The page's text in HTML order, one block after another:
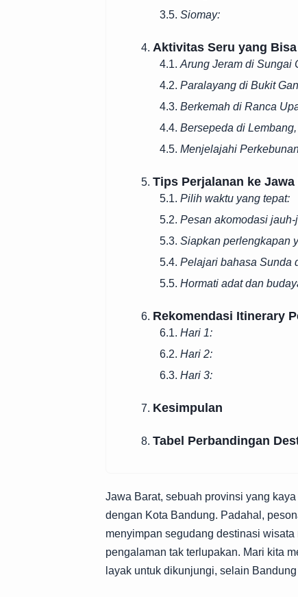
3.5. Siomay:
4. Aktivitas Seru yang
4.1. Arung Jeram di Sungai
4.2. Paralayang di Bukit
4.3. Berkemah di Ranca
4.4. Bersepeda di
4.5. Menjelajahi
5. Tips Perjalanan ke Jawa
5.1. Pilih waktu yang tepat:
5.2. Pesan akomodasi jauh-
5.3. Siapkan perlengkapan
5.4. Pelajari bahasa Sunda
5.5. Hormati adat dan
6. Rekomendasi Itinerary
6.1. Hari 1:
6.2. Hari 2:
6.3. Hari 3:
7. Kesimpulan
8. Tabel Perbandingan
Jawa Barat, sebuah provinsi yang
dengan Kota Bandung. Padahal,
menyimpan segudang destinasi
pengalaman tak terlupakan. Mari kita
layak untuk dikunjungi, selain